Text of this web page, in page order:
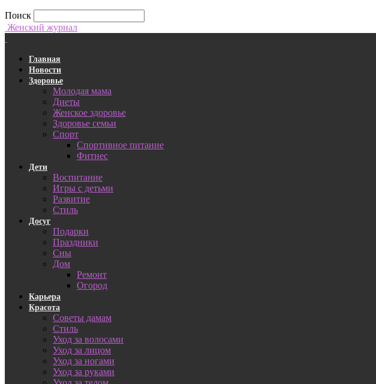
Поиск
Женский журнал
Главная
Новости
Здоровье
Молодая мама
Диеты
Женское здоровье
Здоровье семьи
Спорт
Спортивное питание
Фитнес
Дети
Воспитание
Игры с детьми
Развитие
Стиль
Досуг
Подарки
Праздники
Сны
Дом
Ремонт
Огород
Карьера
Красота
Советы дамам
Стиль
Уход за волосами
Уход за лицом
Уход за ногами
Уход за руками